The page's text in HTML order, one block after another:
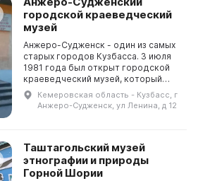
городской краеведческий
музей
Анжеро-Судженск - один из самых
старых городов Кузбасса. 3 июля
1981 года был открыт городской
краеведческий музей, который
является центром исследований и
изучения города. В музее
насчитывается более...
Кемеровская область - Кузбасс, г
Анжеро-Судженск, ул Ленина, д 12
Таштагольский музей
этнографии и природы
Горной Шории